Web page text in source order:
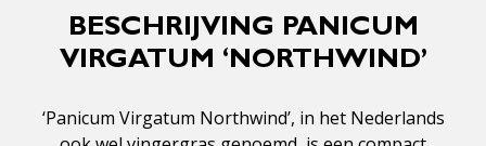
BESCHRIJVING PANICUM
VIRGATUM ‘NORTHWIND’
‘Panicum Virgatum Northwind’, in het Nederlands